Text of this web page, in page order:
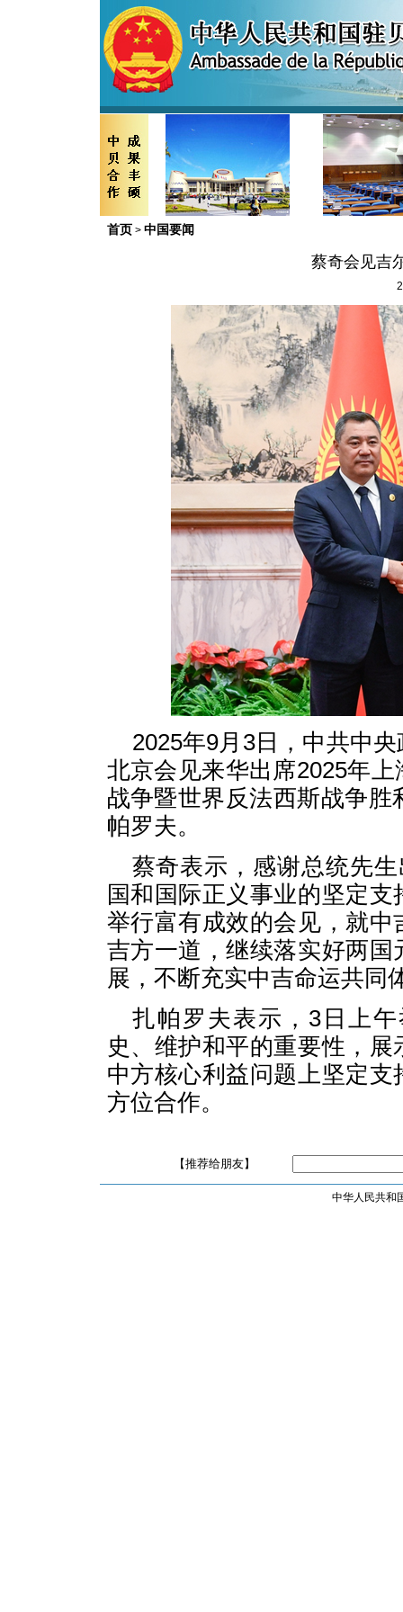
首页 > 中国要闻
蔡奇会见吉
2025年9月3日，中共中
北京会见来华出席2025年
战争暨世界反法西斯战争
帕罗夫。
蔡奇表示，感谢总统先
国和国际正义事业的坚定
举行富有成效的会见，就
吉方一道，继续落实好两
展，不断充实中吉命运共同
扎帕罗夫表示，3日上
史、维护和平的重要性，
中方核心利益问题上坚定
方位合作。
【推荐给朋友】
中华人民共和